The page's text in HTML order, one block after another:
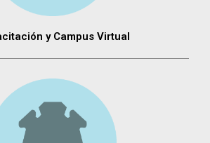
y Campus Virtual